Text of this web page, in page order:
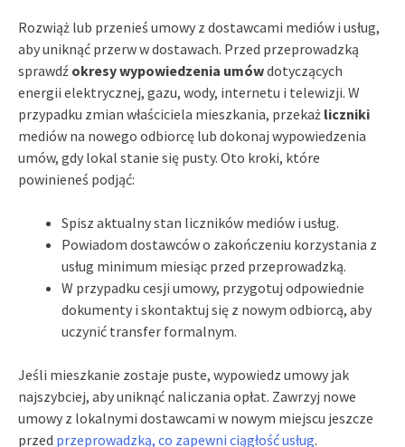
Rozwiąż lub przenieś umowy z dostawcami mediów i usług,
aby uniknąć przerw w dostawach. Przed przeprowadzką
sprawdź okresy wypowiedzenia umówdotyczących
energii elektrycznej, gazu, wody, internetu i telewizji. W
przypadku zmian właściciela mieszkania, przekaż liczniki
mediów na nowego odbiorcę lub dokonaj wypowiedzenia
umów, gdy lokal stanie się pusty. Oto kroki, które
powinieneś podjąć:
Spisz aktualny stan liczników mediów i usług.
Powiadom dostawców o zakończeniu korzystania z
usług minimum miesiąc przed przeprowadzką.
W przypadku cesji umowy, przygotuj odpowiednie
dokumenty i skontaktuj się z nowym odbiorcą, aby
uczynić transfer formalnym.
Jeśli mieszkanie zostaje puste, wypowiedz umowy jak
najszybciej, aby uniknąć naliczania opłat. Zawrzyj nowe
umowy z lokalnymi dostawcami w nowym miejscu jeszcze
przed przeprowadzką, co zapewni ciągłość usług.